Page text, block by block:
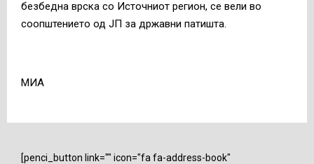
безбедна врска со Источниот регион, се вели во
соопштението од ЈП за државни патишта.
МИА
[penci_button link="" icon="fa fa-address-book"